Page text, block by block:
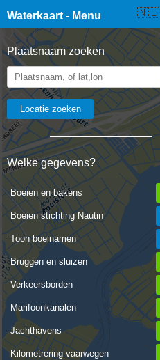
Waterkaart - Menu
Plaatsnaam zoeken
Welke gegevens?
Boeien en bakens
Boeien stichting Nautin
Toon boeinamen
Bruggen en sluizen
Verkeersborden
Marifoonkanalen
Jachthavens
Kilometrering vaarwegen
☰ Waterkaart Live 🇳🇱